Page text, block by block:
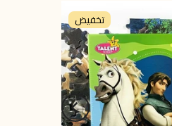
تخفيض